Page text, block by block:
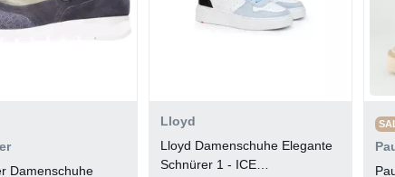
Damenschuhe
Lloyd
Lloyd Damenschuhe Elegante
Schnürer 1 - ICE